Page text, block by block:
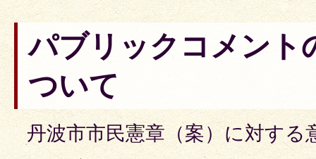
パブリックコメント
ついて
丹波市市民憲章（案）に対する